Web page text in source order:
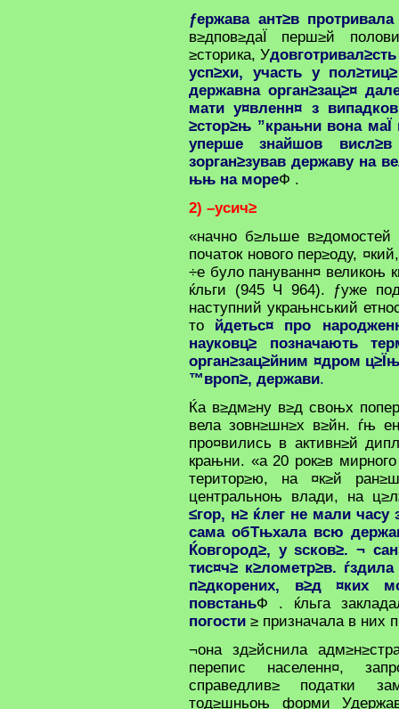
ƒержава ант≥в
в≥дпов≥даЇ перш≥й
≥сторика, У
усп≥хи, участь у
державна орган≥зац≥¤
мати у¤вленн¤ з
≥стор≥њ ”крањни вона маЇ
уперше знайшов
зорган≥зував державу на
њњ на мореФ .
2) –усич≥
«начно б≥льше
початок нового пер≥оду,
÷е було пануванн¤ великоњ
ќльги (945 Ч 964). ƒуже
наступний украњнський
то йдетьс¤ про
науковц≥ позначають
орган≥зац≥йним ¤дром
™вроп≥, держави.
Ќа в≥дм≥ну в≥д своњх
вела зовн≥шн≥х в≥йн. ѓњ
про¤вились в активн≥й
крањни. «а 20 рок≥в
територ≥ю, на ¤к≥й
центральноњ влади, на
≤гор, н≥ ќлег не мали часу
сама обТњхала всю
Ќовгород≥, у ѕсков≥. ¬
тис¤ч≥ к≥лометр≥в.
п≥дкорених, в≥д ¤ких
повстаньФ . ќльга
погости ≥ призначала в них
¬она зд≥йснила
перепис населенн¤,
справедлив≥ податки
тод≥шньоњ форми